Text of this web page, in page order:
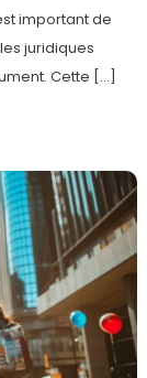
important de
juridiques
Cette […]